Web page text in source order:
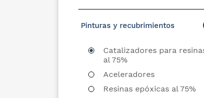
Pinturas y recubrimientos
Catalizadores para
al 75%
Aceleradores
Resinas epóxicas al 75%